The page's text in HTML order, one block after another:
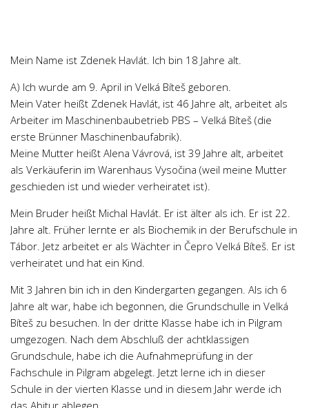
Ekonomie
Fyzika
Informatika
Jazyky
Management
Němčina
Občanská nauka
Právo
Psychologie a Sociologie
Společenské vědy
Technika
Účetnictví
Mein Name ist Zdenek Havlát. Ich bin 18 Jahre alt.
A) Ich wurde am 9. April in Velká Bíteš geboren.
Mein Vater heißt Zdenek Havlát, ist 46 Jahre alt, arbeitet als
Arbeiter im Maschinenbaubetrieb PBS – Velká Bíteš (die
erste Brünner Maschinenbaufabrik).
Meine Mutter heißt Alena Vávrová, ist 39 Jahre alt, arbeitet
als Verkäuferin im Warenhaus Vysočina (weil meine Mutter
geschieden ist und wieder verheiratet ist).
Mein Bruder heißt Michal Havlát. Er ist älter als ich. Er ist 22.
Jahre alt. Früher lernte er als Biochemik in der Berufschule in
Tábor. Jetz arbeitet er als Wächter in Čepro Velká Bíteš. Er ist
verheiratet und hat ein Kind.
Mit 3 Jahren bin ich in den Kindergarten gegangen. Als ich 6
Jahre alt war, habe ich begonnen, die Grundschulle in Velká
Bíteš zu besuchen. In der dritte Klasse habe ich in Pilgram
umgezogen. Nach dem Abschluß der achtklassigen
Grundschule, habe ich die Aufnahmeprüfung in der
Fachschule in Pilgram abgelegt. Jetzt lerne ich in dieser
Schule in der vierten Klasse und in diesem Jahr werde ich
das Abitur ablegen.